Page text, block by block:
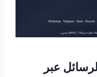
عبر